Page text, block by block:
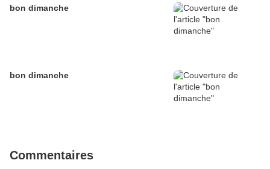
bon dimanche
bon dimanche
Commentaires